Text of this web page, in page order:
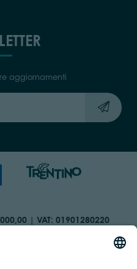
aggiornamenti
| VAT: 01901280220